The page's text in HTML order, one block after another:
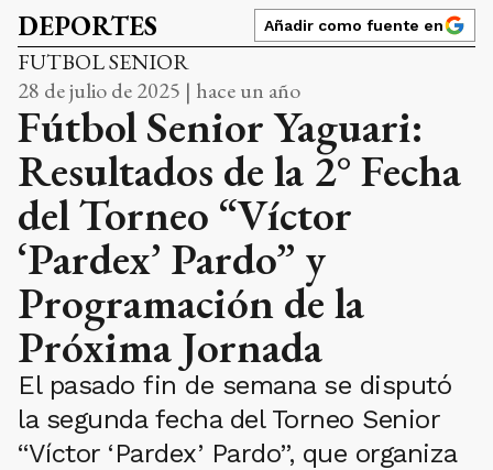
DEPORTES Añadir como fuente en
FUTBOL SENIOR
28 de julio de 2025 | hace un año
Fútbol Senior Yaguari:
Resultados de la 2° Fecha
del Torneo “Víctor
‘Pardex’ Pardo” y
Programación de la
Próxima Jornada
El pasado fin de semana se disputó
la segunda fecha del Torneo Senior
“Víctor ‘Pardex’ Pardo”, que organiza